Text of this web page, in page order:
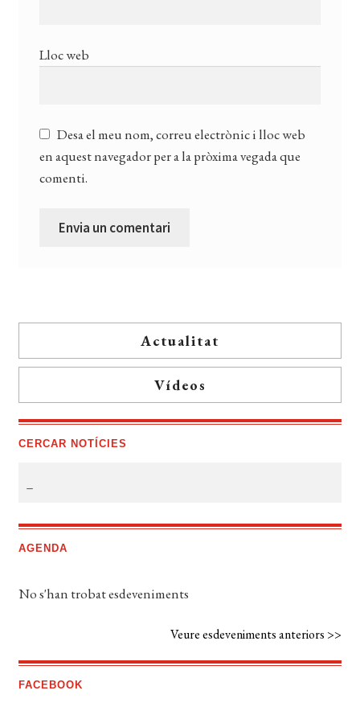
Lloc web
Desa el meu nom, correu electrònic i lloc web
en aquest navegador per a la pròxima vegada que
comenti.
Actualitat
Vídeos
CERCAR NOTÍCIES
AGENDA
No s'han trobat esdeveniments
Veure esdeveniments anteriors >>
FACEBOOK